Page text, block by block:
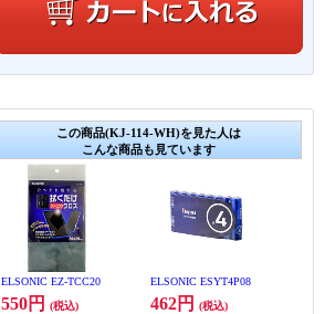
この商品(KJ-114-WH)を見た人は
こんな商品も見ています
ELSONIC EZ-TCC20
550円 (税込)
ELSONIC ESYT4P08
462円 (税込)